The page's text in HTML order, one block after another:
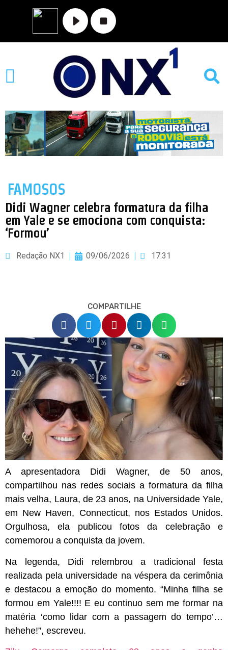
FAMOSOS
Didi Wagner celebra formatura da filha
em Yale e se emociona com conquista:
‘Formou’
Redação NX1 09/06/2026 17:31
COMPARTILHE
A apresentadora Didi Wagner, de 50 anos,
compartilhou nas redes sociais a formatura da filha
mais velha, Laura, de 23 anos, na Universidade Yale,
em New Haven, Connecticut, nos Estados Unidos.
Orgulhosa, ela publicou fotos da celebração e
comemorou a conquista da jovem.
Na legenda, Didi relembrou a tradicional festa
realizada pela universidade na véspera da cerimônia
e destacou a emoção do momento. “Minha filha se
formou em Yale!!!! E eu continuo sem me formar na
matéria ‘como lidar com a passagem do tempo’…
hehehe!”, escreveu.